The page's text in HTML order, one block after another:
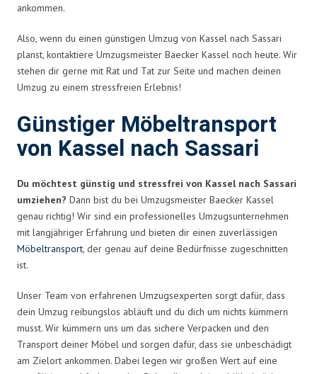
ankommen.
Also, wenn du einen günstigen Umzug von Kassel nach Sassari
planst, kontaktiere Umzugsmeister Baecker Kassel noch heute. Wir
stehen dir gerne mit Rat und Tat zur Seite und machen deinen
Umzug zu einem stressfreien Erlebnis!
Günstiger Möbeltransport
von Kassel nach Sassari
Du möchtest günstig und stressfrei von Kassel nach Sassari
umziehen? Dann bist du bei Umzugsmeister Baecker Kassel
genau richtig! Wir sind ein professionelles Umzugsunternehmen
mit langjähriger Erfahrung und bieten dir einen zuverlässigen
Möbeltransport, der genau auf deine Bedürfnisse zugeschnitten
ist.
Unser Team von erfahrenen Umzugsexperten sorgt dafür, dass
dein Umzug reibungslos abläuft und du dich um nichts kümmern
musst. Wir kümmern uns um das sichere Verpacken und den
Transport deiner Möbel und sorgen dafür, dass sie unbeschädigt
am Zielort ankommen. Dabei legen wir großen Wert auf eine